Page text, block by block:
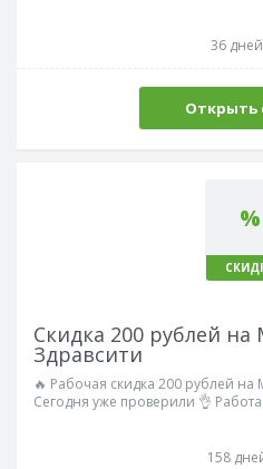
36 дней
Открыть
%
Скидка 200 рублей на
Здравсити
🔥 Рабочая скидка 200 рублей на
Сегодня уже проверили 👌
158